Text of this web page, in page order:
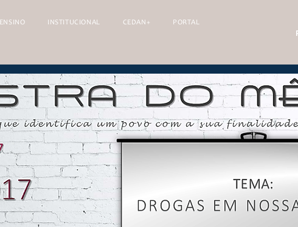
ENSINO INSTITUCIONAL CEDAN+ PORTAL